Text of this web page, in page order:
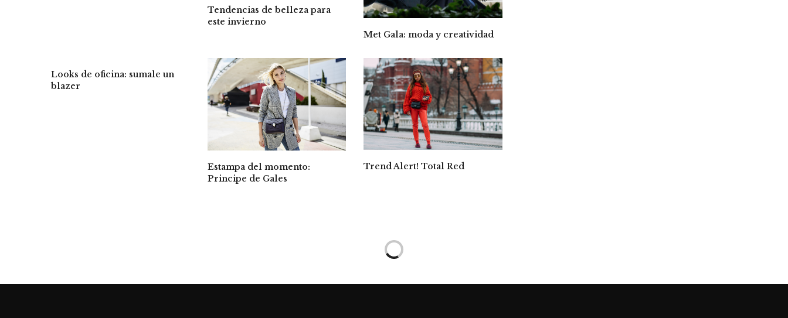
Tendencias de belleza para
este invierno
Met Gala: moda y creatividad
Looks de oficina: sumale un
blazer
Estampa del momento:
Principe de Gales
Trend Alert! Total Red